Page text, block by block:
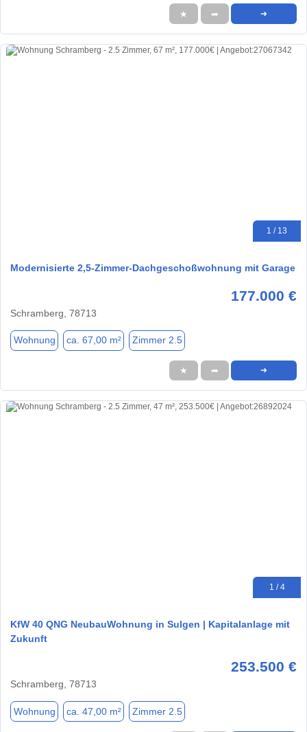
★ ➦ ➜
1 / 13
Modernisierte 2,5-Zimmer-Dachgeschoßwohnung mit Garage
177.000 €
Schramberg, 78713
Wohnung ca. 67,00 m² Zimmer 2.5
★ ➦ ➜
1 / 4
KfW 40 QNG NeubauWohnung in Sulgen | Kapitalanlage mit
Zukunft
253.500 €
Schramberg, 78713
Wohnung ca. 47,00 m² Zimmer 2.5